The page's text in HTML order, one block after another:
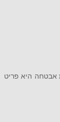
אבטחה היא פריט